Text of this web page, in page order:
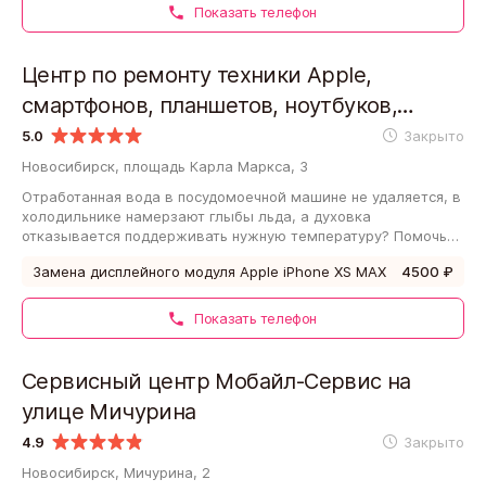
Показать телефон
5.0 Закрыто
Центр по ремонту техники Apple,
смартфонов, планшетов, ноутбуков,
телевизоров и оргтехники Точка
включения на площади Карла Маркса
Новосибирск, площадь Карла Маркса, 3
Отработанная вода в посудомоечной машине не удаляется, в
холодильнике намерзают глыбы льда, а духовка
отказывается поддерживать нужную температуру? Помочь
Показать телефон
Замена дисплейного модуля Apple iPhone XS MAX 4500 ₽
4.9 Закрыто
Сервисный центр Мобайл-Сервис на
улице Мичурина
Новосибирск, Мичурина, 2